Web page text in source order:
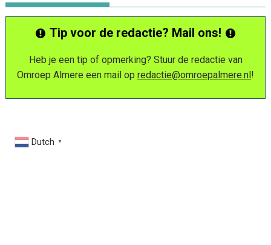
Tip voor de redactie? Mail ons!
Heb je een tip of opmerking? Stuur de redactie van
Omroep Almere een mail op redactie@omroepalmere.nl!
Dutch ▼